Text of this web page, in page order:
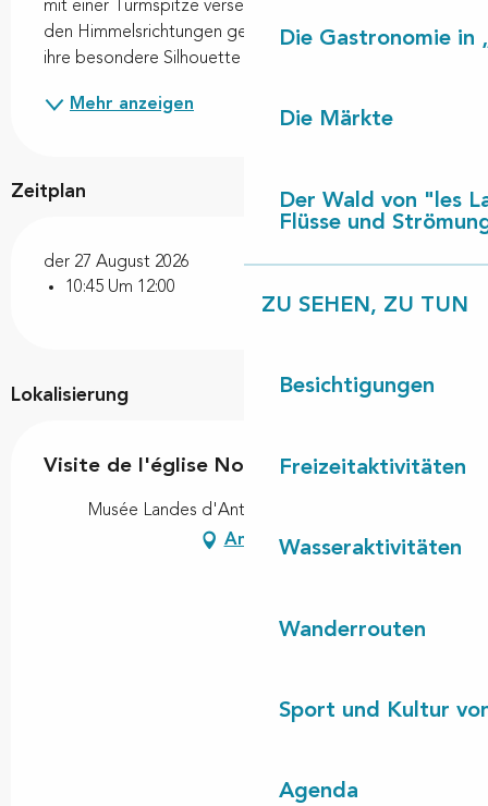
Die Gastronomie in
Die Märkte
Der Wald von "les
Flüsse und
ZU SEHEN, ZU TUN
Besichtigungen
Freizeitaktivitäten
Wasseraktivitäten
Wanderrouten
Sport und Kultur
Agenda
mit einer Turmspitze versehen, die von vier Engeln in
den Himmelsrichtungen gekrönt wird und der Kirche
ihre besondere Silhouette verleiht. Im...
Mehr anzeigen
Zeitplan
der 27 August 2026
10:45 Um 12:00
Lokalisierung
Visite de l'église Notre Dame de Lit
Musée Landes d'Antan, 40170 Lit-et-Mixe
Anfahrt